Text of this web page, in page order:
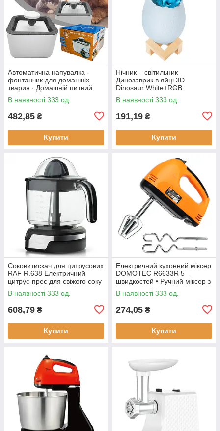
Автоматична напувалка -
фонтанчик для домашніх
тварин ∙ Домашній питний
фонтан із чашею для котів та
собак Pet Water FOUNTAIN
В наявності 333 од.
482,85 ₴
Купити
Нічник – світильник
Динозаврик в яйці 3D
Dinosaur White+RGB
Настільна акумуляторна LED
лампа з пультом ДУ
В наявності 333 од.
191,19 ₴
Купити
Соковитискач для цитрусових
RAF R.638 Електричний
цитрус-прес для свіжого соку
В наявності 333 од.
608,79 ₴
Купити
Електричний кухонний міксер
DOMOTEC R6633R 5
швидкостей • Ручний міксер з
насадками для збивання та
замішування тіста
В наявності 333 од.
274,05 ₴
Купити